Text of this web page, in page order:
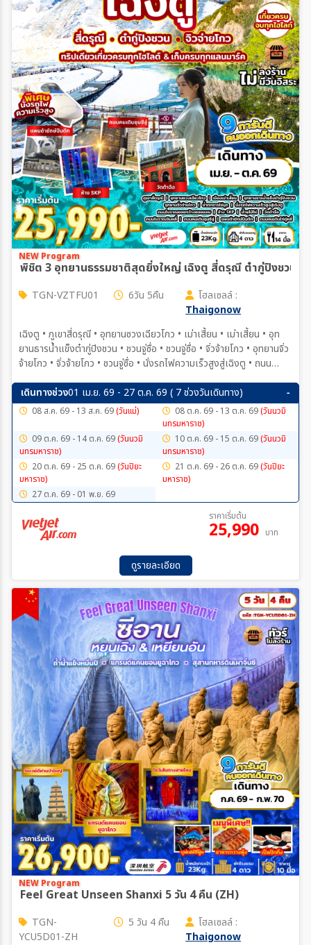
พิชิต 3 อุทยานธรรมชาติสุดยิ่งใหญ่ เฉิงตู สี่ดรุณี ต๋ากู่ปิงชวน จิว
NEW Program
TGN-VZTFU01 6วัน 5คืน
โฮลเซลล์ :
Thaigonow
เฉิงตู • ภูเขาสี่ดรุณี • อุทยานซวงเฉียวโกว • เม่าเสี้ยน • เม่าเสี้ยน • อุท
ยานธารนํ้าแข็งต๋ากู่ปิงชวน • ชวนจู่ซื่อ • ชวนจู่ซื่อ • จิ่วจ้ายโกว • อุทยานจิ่ว
จ้ายโกว • จิ่วจ้ายโกว • ชวนจู่ซื่อ • นั่งรถไฟความเร็วสูงสู่เฉิงตู • ถนน
ถนนโบราณจินหลี่ • ถนนคนเดินชุนซีลู่ • แพนด้ายักษ์ปีนตึก • ถนนคนเดิน
ไท่กู่หลี่
เดินทางช่วง01 เม.ย. 69 - 27 ต.ค. 69 ( 7 ช่วงวันเดินทาง)
08 ส.ค. 69 - 13 ส.ค. 69(วันแม่) 08 ต.ค. 69 - 13 ต.ค. 69(วันนวมิ
นทรมหาราช)
09 ต.ค. 69 - 14 ต.ค. 69(วันนวมิ
นทรมหาราช)
10 ต.ค. 69 - 15 ต.ค. 69(วันนวมิ
นทรมหาราช)
20 ต.ค. 69 - 25 ต.ค. 69(วันปิยะ
มหาราช)
21 ต.ค. 69 - 26 ต.ค. 69(วันปิยะ
มหาราช)
27 ต.ค. 69 - 01 พ.ย. 69
ราคาเริ่มต้น
25,990 บาท
ดูรายละเอียด
Feel Great Unseen Shanxi 5 วัน 4 คืน (ZH)
NEW Program
TGN-
YCU5D01-ZH
5 วัน 4 คืน
โฮลเซลล์ :
Thaigonow